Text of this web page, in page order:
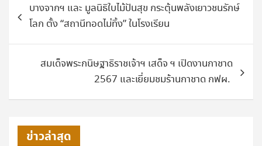
เรื่องบางจากฯ และ มูลนิธิใบไม้ปันสุข กระตุ้นพลังเยาวชนรักษ์
โลก ตั้ง “สถานีทอดไม่ทิ้ง” ในโรงเรียน
สมเด็จพระกนิษฐาธิราชเจ้าฯ เสด็จ ฯ เปิดงานกาชาด
2567 และเยี่ยมชมร้านกาชาด กฟผ.
ข่าวล่าสุด